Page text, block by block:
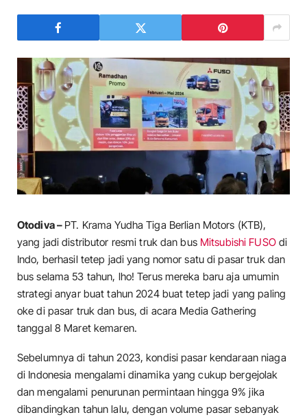
Otodiva – PT. Krama Yudha Tiga Berlian Motors (KTB),
yang jadi distributor resmi truk dan bus Mitsubishi FUSOdi
Indo, berhasil tetep jadi yang nomor satu di pasar truk dan
bus selama 53 tahun, lho! Terus mereka baru aja umumin
strategi anyar buat tahun 2024 buat tetep jadi yang paling
oke di pasar truk dan bus, di acara Media Gathering
tanggal 8 Maret kemaren.
Sebelumnya di tahun 2023, kondisi pasar kendaraan niaga
di Indonesia mengalami dinamika yang cukup bergejolak
dan mengalami penurunan permintaan hingga 9% jika
dibandingkan tahun lalu, dengan volume pasar sebanyak